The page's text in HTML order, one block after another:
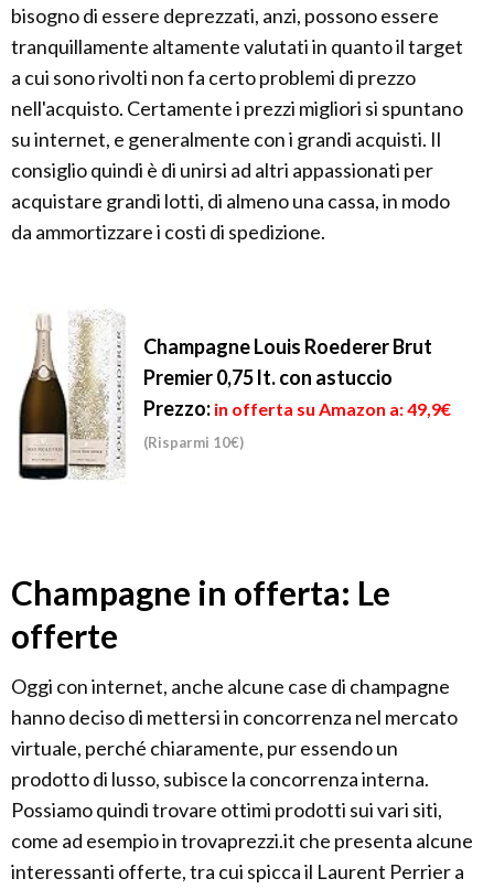
bisogno di essere deprezzati, anzi, possono essere
tranquillamente altamente valutati in quanto il target
a cui sono rivolti non fa certo problemi di prezzo
nell'acquisto. Certamente i prezzi migliori si spuntano
su internet, e generalmente con i grandi acquisti. Il
consiglio quindi è di unirsi ad altri appassionati per
acquistare grandi lotti, di almeno una cassa, in modo
da ammortizzare i costi di spedizione.
Champagne Louis Roederer Brut
Premier 0,75 lt. con astuccio
Prezzo: in offerta su Amazon a: 49,9€
(Risparmi 10€)
Champagne in offerta: Le
offerte
Oggi con internet, anche alcune case di champagne
hanno deciso di mettersi in concorrenza nel mercato
virtuale, perché chiaramente, pur essendo un
prodotto di lusso, subisce la concorrenza interna.
Possiamo quindi trovare ottimi prodotti sui vari siti,
come ad esempio in trovaprezzi.it che presenta alcune
interessanti offerte, tra cui spicca il Laurent Perrier a